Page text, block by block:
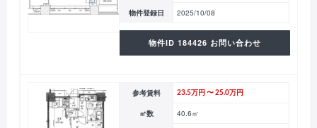
物件登録日 2025/10/08
物件ID 184426 お問い合わせ
参考賃料 23.5万円 〜 25.0万円
㎡数 40.6㎡